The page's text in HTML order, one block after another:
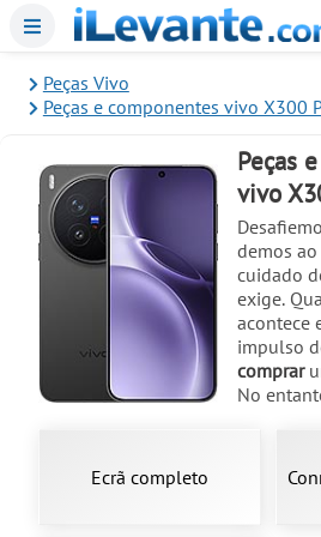
Menu
Peças Vivo
Peças e componentes vivo X300
Peças
vivo
demos
cuidado
exige.
acontece
impulso
comprar
No
telemóvel
Ecrã completo